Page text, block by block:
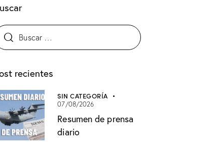
recientes
SIN CATEGORÍA
07/08/2026
Resumen de prensa
diario